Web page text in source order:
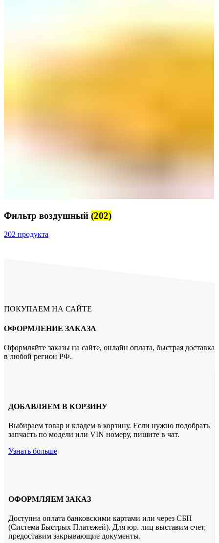
Фильтр воздушный (202)
202 продукта
ПОКУПАЕМ НА САЙТЕ
ОФОРМЛЕНИЕ ЗАКАЗА
Оформляйте заказы на сайте, онлайн оплата, быстрая доставка
в любой регион РФ.
ДОБАВЛЯЕМ В КОРЗИНУ
Выбираем товар и кладем в корзину. Если нужно подобрать
запчасть по модели или VIN номеру, пишите в чат.
Узнать больше
ОФОРМЛЯЕМ ЗАКАЗ
Доступна оплата банковскими картами или через СБП
(Система Быстрых Платежей). Для юр. лиц выставим счет,
предоставим закрывающие документы.